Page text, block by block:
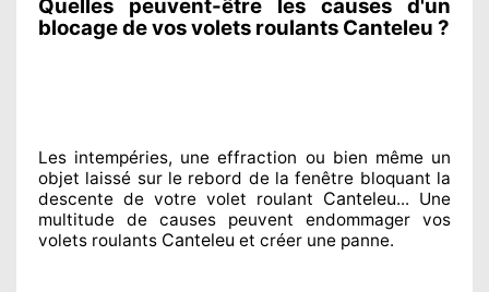
Quelles peuvent-être les causes d'un
blocage de vos volets roulants Canteleu ?
Les intempéries, une effraction ou bien même un
objet laissé sur le rebord de la fenêtre bloquant la
descente de votre volet roulant Canteleu... Une
multitude de causes peuvent endommager vos
volets roulants Canteleu et créer une panne.